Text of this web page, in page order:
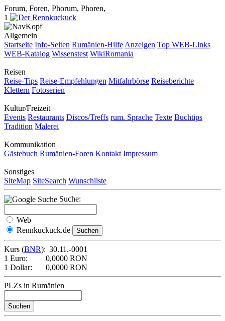
Forum, Foren, Phorum, Phoren,
1
Allgemein
Startseite Info-Seiten Rumänien-Hilfe Anzeigen Top WEB-Links
WEB-Katalog Wissenstest WikiRomania
Reisen
Reise-Tips Reise-Empfehlungen Mitfahrbörse Reiseberichte
Klettern Fotoserien
Kultur/Freizeit
Events Restaurants Discos/Treffs rum. Sprache Texte Buchtips
Tradition Malerei
Kommunikation
Gästebuch Rumänien-Foren Kontakt Impressum
Sonstiges
SiteMap SiteSearch Wunschliste
Suche:
Web
Rennkuckuck.de
Kurs (BNR): 30.11.-0001
1 Euro:
0,0000 RON
1 Dollar:
0,0000 RON
PLZs in Rumänien